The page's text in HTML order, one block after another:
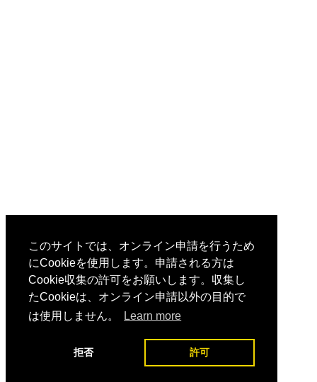
このサイトでは、オンライン申請を行うため
にCookieを使用します。申請される方は
Cookie収集の許可をお願いします。収集し
たCookieは、オンライン申請以外の目的で
は使用しません。
Learn more
拒否 許可